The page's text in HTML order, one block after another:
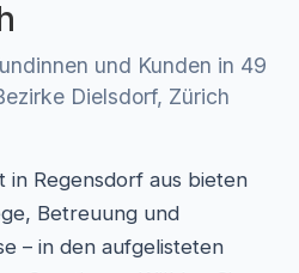
und Kunden in 49
Dielsdorf, Zürich
in Regensdorf aus bieten
Betreuung und
– in den aufgelisteten